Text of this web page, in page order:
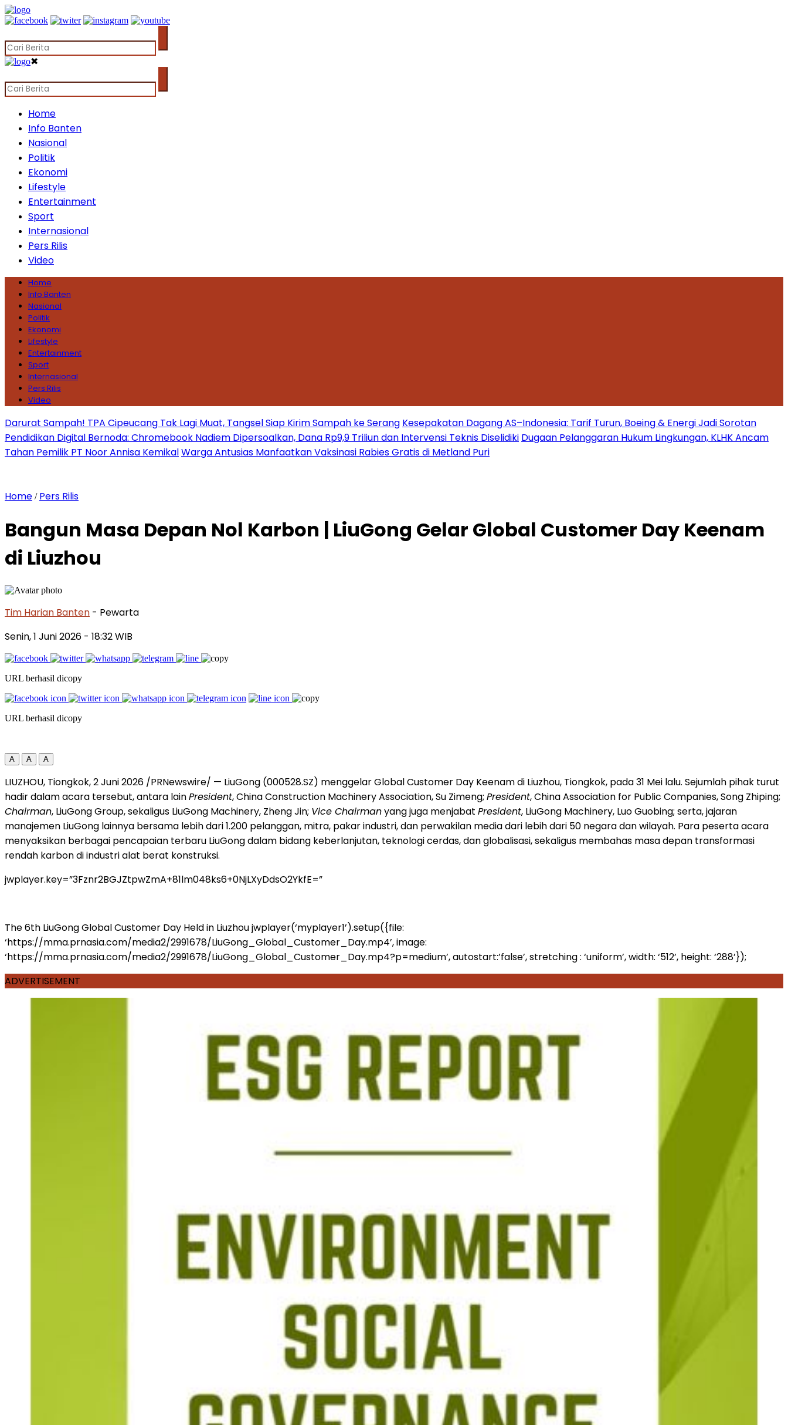
✖
Home
Info Banten
Nasional
Politik
Ekonomi
Lifestyle
Entertainment
Sport
Internasional
Pers Rilis
Video
Home
Info Banten
Nasional
Politik
Ekonomi
Lifestyle
Entertainment
Sport
Internasional
Pers Rilis
Video
Darurat Sampah! TPA Cipeucang Tak Lagi Muat, Tangsel Siap Kirim Sampah ke Serang Kesepakatan Dagang AS–Indonesia: Tarif Turun, Boeing & Energi Jadi Sorotan
Pendidikan Digital Bernoda: Chromebook Nadiem Dipersoalkan, Dana Rp9,9 Triliun dan Intervensi Teknis Diselidiki Dugaan Pelanggaran Hukum Lingkungan, KLHK Ancam
Tahan Pemilik PT Noor Annisa KemikalWarga Antusias Manfaatkan Vaksinasi Rabies Gratis di Metland Puri
Home / Pers Rilis
Bangun Masa Depan Nol Karbon | LiuGong Gelar Global Customer Day Keenam
di Liuzhou
Tim Harian Banten - Pewarta
Senin, 1 Juni 2026 - 18:32 WIB
URL berhasil dicopy
URL berhasil dicopy
A A A
LIUZHOU, Tiongkok, 2 Juni 2026 /PRNewswire/ — LiuGong (000528.SZ) menggelar Global Customer Day Keenam di Liuzhou, Tiongkok, pada 31 Mei lalu. Sejumlah pihak turut
hadir dalam acara tersebut, antara lainPresident, China Construction Machinery Association, Su Zimeng; President, China Association for Public Companies, Song Zhiping;
Chairman, LiuGong Group, sekaligus LiuGong Machinery, Zheng Jin; Vice Chairmanyang juga menjabat President, LiuGong Machinery, Luo Guobing; serta, jajaran
manajemen LiuGong lainnya bersama lebih dari 1.200 pelanggan, mitra, pakar industri, dan perwakilan media dari lebih dari 50 negara dan wilayah. Para peserta acara
menyaksikan berbagai pencapaian terbaru LiuGong dalam bidang keberlanjutan, teknologi cerdas, dan globalisasi, sekaligus membahas masa depan transformasi
rendah karbon di industri alat berat konstruksi.
jwplayer.key=”3Fznr2BGJZtpwZmA+81lm048ks6+0NjLXyDdsO2YkfE=”
The 6th LiuGong Global Customer Day Held in Liuzhoujwplayer(‘myplayer1’).setup({file:
‘https://mma.prnasia.com/media2/2991678/LiuGong_Global_Customer_Day.mp4’, image:
‘https://mma.prnasia.com/media2/2991678/LiuGong_Global_Customer_Day.mp4?p=medium’, autostart:’false’, stretching : ‘uniform’, width: ‘512’, height: ‘288’});
ADVERTISEMENT